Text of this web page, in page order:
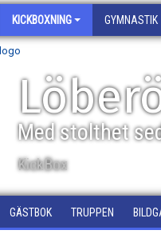
KICKBOXNING GYMNASTIK
Med stolthet
KickBox
GÄSTBOK TRUPPEN